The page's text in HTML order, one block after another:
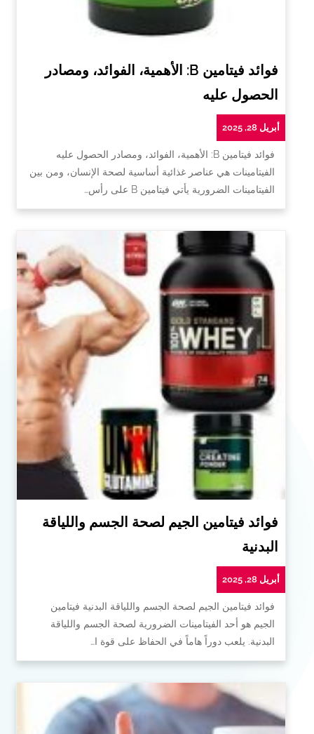
فوائد فيتامين B: الأهمية، الفوائد، ومصادر
الحصول عليه
أبريل 28, 2025
فوائد فيتامين B: الأهمية، الفوائد، ومصادر الحصول عليه
الفيتامينات هي عناصر غذائية أساسية لصحة الإنسان، ومن بين
الفيتامينات الضرورية يأتي فيتامين B على رأس…
فوائد فيتامين الجيم لصحة الجسم واللياقة
البدنية
أبريل 28, 2025
فوائد فيتامين الجيم لصحة الجسم واللياقة البدنية فيتامين
الجيم هو أحد الفيتامينات الضرورية لصحة الجسم واللياقة
البدنية. يلعب دوراً هاماً في الحفاظ على قوة ا…